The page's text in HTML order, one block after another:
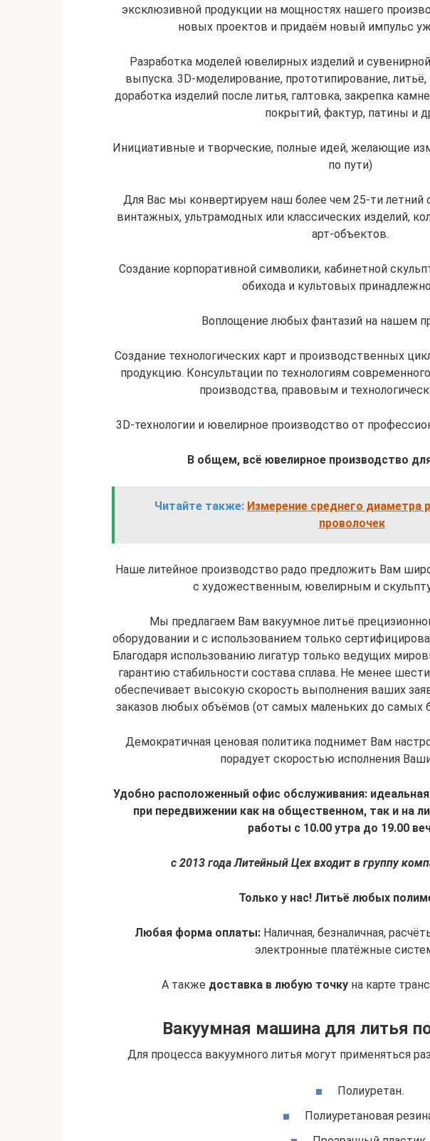
эксклюзивной продукции на мощностях нашего
новых проектов и придаём новый импульс
Разработка моделей ювелирных изделий и
выпуска. 3D-моделирование, прототипирование,
доработка изделий после литья, галтовка, закрепка
покрытий, фактур, патины и
Инициативные и творческие, полные идей, желающие
по пути)
Для Вас мы конвертируем наш более чем 25-ти летний
винтажных, ультрамодных или классических изделий,
арт-объектов.
Создание корпоративной символики, кабинетной
обихода и культовых
Воплощение любых фантазий на нашем
Создание технологических карт и производственных
продукцию. Консультации по технологиям
производства, правовым и
3D-технологии и ювелирное производство от
В общем, всё ювелирное производство
Читайте также: Измерение среднего диаметра
проволочек
Наше литейное производство радо предложить Вам
с художественным, ювелирным и
Мы предлагаем Вам вакуумное литьё
оборудовании и с использованием только
Благодаря использованию лигатур только ведущих
гарантию стабильности состава сплава. Не менее
обеспечивает высокую скорость выполнения ваших
заказов любых объёмов (от самых маленьких до самых
Демократичная ценовая политика поднимет Вам
порадует скоростью исполнения
Удобно расположенный офис обслуживания:
при передвижении как на общественном, так и на
работы с 10.00 утра до 19.00
c 2013 года Литейный Цех входит в группу
Только у нас! Литьё любых
Любая форма оплаты:Наличная, безналичная,
электронные платёжные
А также доставка в любую точкуна карте
Вакуумная машина для литья
Для процесса вакуумного литья могут применяться
Полиуретан.
Полиуретановая